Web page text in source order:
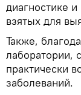
диагностике
взятых для
Также,
лаборатории,
практически
заболеваний.